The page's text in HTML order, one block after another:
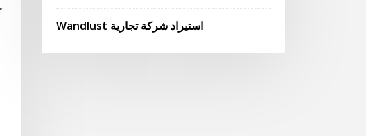
Wandlust استيراد شركة تجارية